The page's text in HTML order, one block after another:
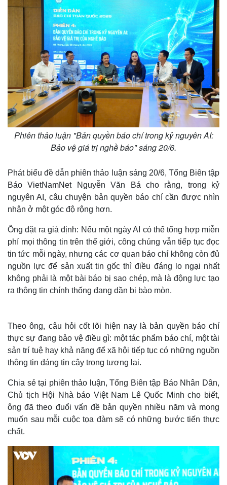
Thế giới
Quan sát
Multimedia
Video
Ảnh
E-Magazine
Phiên thảo luận "Bản quyền báo chí trong kỷ nguyên AI:
Bảo vệ giá trị nghề báo" sáng 20/6.
Phát biểu đề dẫn phiên thảo luận sáng 20/6, Tổng Biên tập
Báo VietNamNet Nguyễn Văn Bá cho rằng, trong kỷ
nguyên AI, câu chuyện bản quyền báo chí cần được nhìn
nhận ở một góc độ rộng hơn.
Ông đặt ra giả định: Nếu một ngày AI có thể tổng hợp miễn
phí mọi thông tin trên thế giới, công chúng vẫn tiếp tục đọc
tin tức mỗi ngày, nhưng các cơ quan báo chí không còn đủ
nguồn lực để sản xuất tin gốc thì điều đáng lo ngại nhất
không phải là một bài báo bị sao chép, mà là động lực tạo
ra thông tin chính thống đang dần bị bào mòn.
Theo ông, câu hỏi cốt lõi hiện nay là bản quyền báo chí
thực sự đang bảo vệ điều gì: một tác phẩm báo chí, một tài
sản trí tuệ hay khả năng để xã hội tiếp tục có những nguồn
thông tin đáng tin cậy trong tương lai.
Chia sẻ tại phiên thảo luận, Tổng Biên tập Báo Nhân Dân,
Chủ tịch Hội Nhà báo Việt Nam Lê Quốc Minh cho biết,
ông đã theo đuổi vấn đề bản quyền nhiều năm và mong
muốn sau mỗi cuộc tọa đàm sẽ có những bước tiến thực
chất.